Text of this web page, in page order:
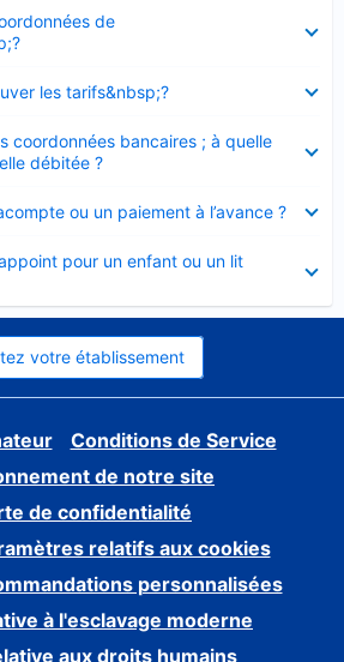
de
les tarifs&nbsp;?
coordonnées bancaires ; à quelle
débitée ?
ou un paiement à l’avance ?
pour un enfant ou un lit
votre établissement
Conditions de Service
de notre site
de confidentialité
relatifs aux cookies
personnalisées
à l'esclavage moderne
aux droits humains